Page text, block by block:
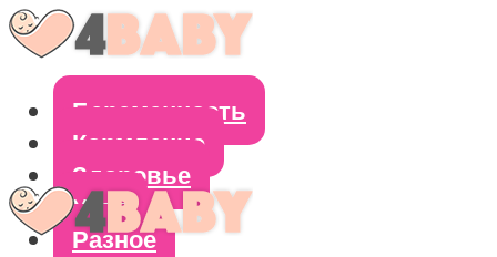
Беременность
Кормление
Здоровье
Уход
Разное